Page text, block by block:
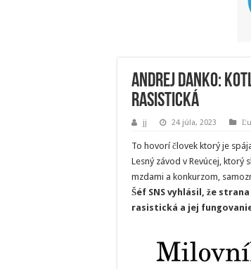
Andrej Danko:
rasistická
jj 24 júla, 2023
To hovorí človek ktorý je
Lesný závod v Revúcej,
mzdami a konkurzom,
Šéf SNS vyhlásil, že
rasistická a jej